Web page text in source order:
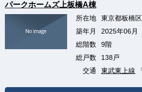
パークホームズ上板橋A棟
所在地
東京都板橋
築年月
2025年06月
総階数
9階
総戸数
138戸
交通
東武東上線